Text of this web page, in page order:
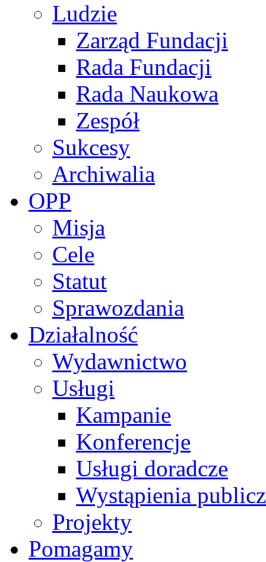
Ludzie
Zarząd Fundacji
Rada Fundacji
Rada Naukowa
Zespół
Sukcesy
Archiwalia
OPP
Misja
Cele
Statut
Sprawozdania
Działalność
Wydawnictwo
Usługi
Kampanie
Konferencje
Usługi doradcze
Wystąpienia
Projekty
Pomagamy